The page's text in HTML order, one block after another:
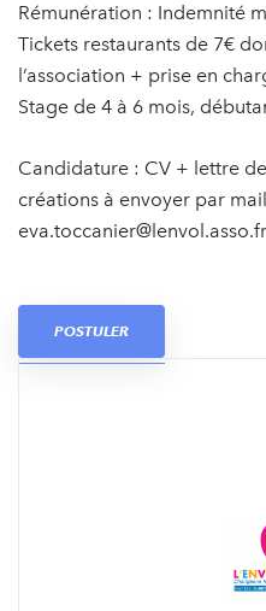
Rémunération : Indemnité
Tickets restaurants de 7€
l’association + prise en
Stage de 4 à 6 mois,
Candidature : CV + lettre
créations à envoyer par
eva.toccanier@lenvol.asso.fr
POSTULER